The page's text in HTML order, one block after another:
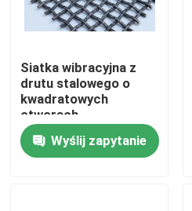
Do domu
Produkty
Pokaz VR
Siatka wibracyjna z
drutu stalowego o
kwadratowych
otworach
Wyślij zapytanie